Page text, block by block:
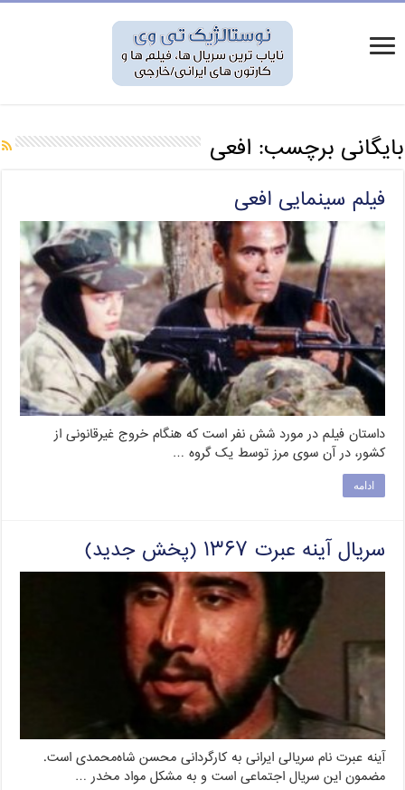
بایگانی برچسب: افعی
فیلم سینمایی افعی
داستان فیلم در مورد شش نفر است که هنگام خروج غیرقانونی از
کشور، در آن سوی مرز توسط یک گروه …
ادامه
سریال آینه عبرت ۱۳۶۷ (پخش جدید)
آینه عبرت نام سریالی ایرانی به کارگردانی محسن شاه‌محمدی است.
مضمون این سریال اجتماعی است و به مشکل مواد مخدر …